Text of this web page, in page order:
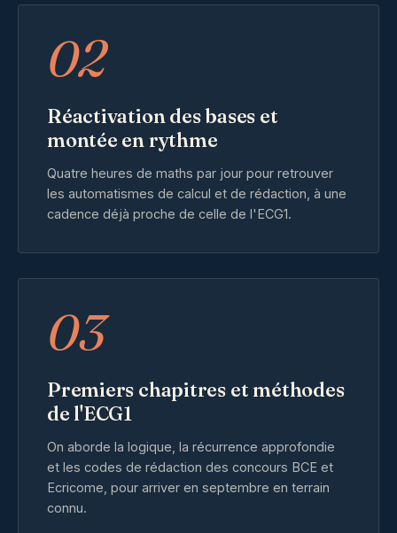
02
Réactivation des bases et
montée en rythme
Quatre heures de maths par jour pour retrouver
les automatismes de calcul et de rédaction, à une
cadence déjà proche de celle de l'ECG1.
03
Premiers chapitres et méthodes
de l'ECG1
On aborde la logique, la récurrence approfondie
et les codes de rédaction des concours BCE et
Ecricome, pour arriver en septembre en terrain
connu.